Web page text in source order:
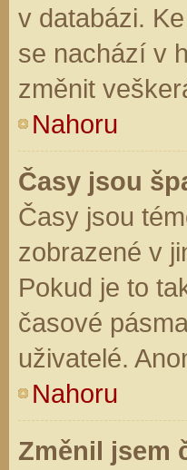
v databázi.
se nachází v
změnit
Nahoru
Časy jsou
Časy jsou
zobrazené v
Pokud je to
časové
uživatelé.
Nahoru
Změnil jsem